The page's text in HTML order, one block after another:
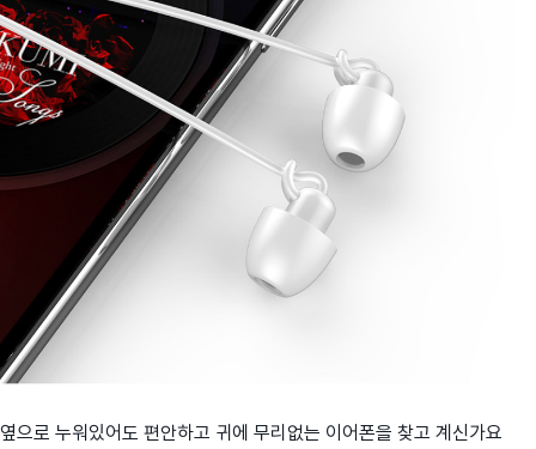
옆으로 누워있어도 편안하고 귀에 무리없는 이어폰을 찾고 계신가요